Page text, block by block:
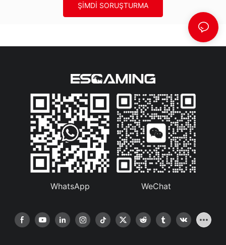
ŞIMDI SORUŞTURMA
WhatsApp WeChat